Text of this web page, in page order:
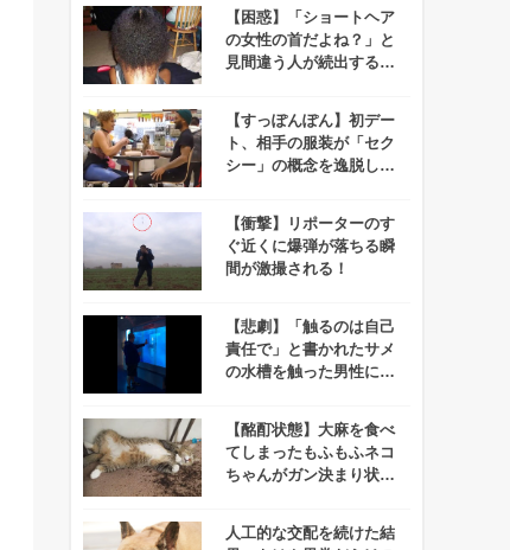
【困惑】「ショートヘア
の女性の首だよね？」と
見間違う人が続出する写
【すっぽんぽん】初デー
ト、相手の服装が「セク
シー」の概念を逸脱して
【衝撃】リポーターのす
ぐ近くに爆弾が落ちる瞬
間が激撮される！
【悲劇】「触るのは自己
責任で」と書かれたサメ
の水槽を触った男性に驚
【酩酊状態】大麻を食べ
てしまったもふもふネコ
ちゃんがガン決まり状態
人工的な交配を続けた結